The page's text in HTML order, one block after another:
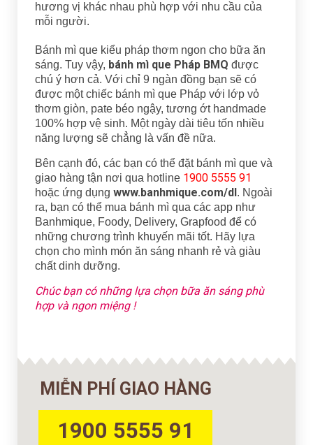
hương vị khác nhau phù hợp với nhu cầu của
mỗi người.
Bánh mì que kiểu pháp thơm ngon cho bữa ăn
sáng. Tuy vậy, bánh mì que Pháp BMQ được
chú ý hơn cả. Với chỉ 9 ngàn đồng bạn sẽ có
được một chiếc bánh mì que Pháp với lớp vỏ
thơm giòn, pate béo ngậy, tương ớt handmade
100% hợp vệ sinh. Một ngày dài tiêu tốn nhiều
năng lượng sẽ chẳng là vấn đề nữa.
Bên cạnh đó, các bạn có thể đặt bánh mì que và
giao hàng tận nơi qua hotline 1900 5555 91
hoặc ứng dụng www.banhmique.com/dl . Ngoài
ra, bạn có thể mua bánh mì qua các app như
Banhmique, Foody, Delivery, Grapfood để có
những chương trình khuyến mãi tốt. Hãy lựa
chọn cho mình món ăn sáng nhanh rẻ và giàu
chất dinh dưỡng.
Chúc bạn có những lựa chọn bữa ăn sáng phù
hợp và ngon miệng !
MIỄN PHÍ GIAO HÀNG
1900 5555 91